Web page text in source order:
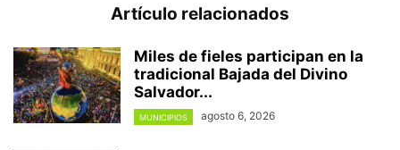
Artículo relacionados
Miles de fieles participan en la
tradicional Bajada del Divino
Salvador...
MUNICIPIOS agosto 6, 2026